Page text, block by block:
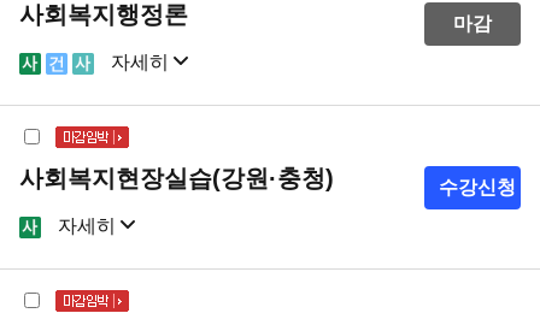
사회복지행정론
자세히
샘플강의 강의계획서
마감
사회복지현장실습(강원·충청)
자세히
샘플강의 강의계획서
수강신청